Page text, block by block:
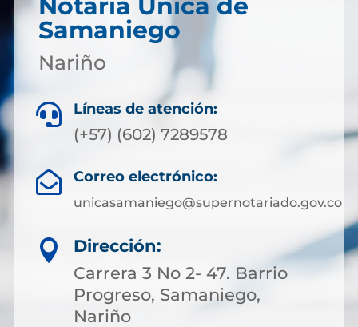
Notaría Única de
Samaniego
Nariño
 Líneas de atención:
(+57) (602) 7289578
 Correo electrónico:
unicasamaniego@supernotariado.gov.co

Dirección:
Carrera 3 No 2- 47. Barrio
Progreso, Samaniego,
Nariño